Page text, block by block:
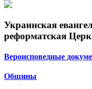
Украинская
реформатская
Вероисповедные
Общины